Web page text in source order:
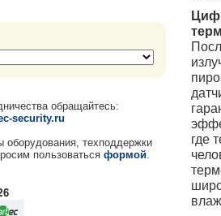
обращайтесь:
security.ru
оборудования, техподдержки
пользоваться формой
где